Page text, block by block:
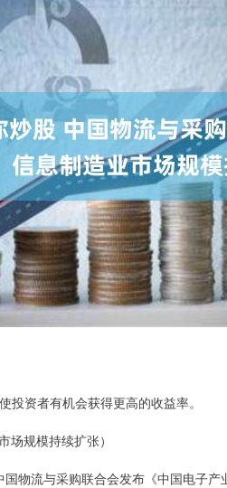
投资者有机会获得更高的收益率。
场规模持续扩张）
物流与采购联合会发布《中国电子